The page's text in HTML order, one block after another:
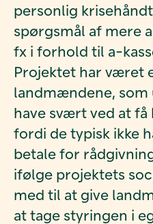
personlig
spørgsmål af mere
fx i forhold til a-
Projektet har været
landmændene,
have svært ved at
fordi de typisk ikke
betale for
ifølge projektets
med til at give
at tage styringen i